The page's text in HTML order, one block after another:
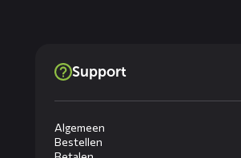
Support
Algemeen
Bestellen